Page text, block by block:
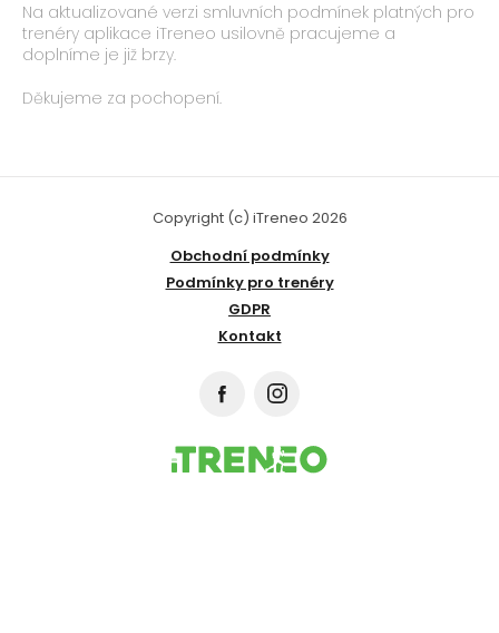
Na aktualizované verzi smluvních podmínek platných pro
trenéry aplikace iTreneo usilovně pracujeme a
doplníme je již brzy.
Děkujeme za pochopení.
Copyright (c) iTreneo 2026
Obchodní podmínky
Podmínky pro trenéry
GDPR
Kontakt